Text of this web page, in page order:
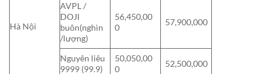
Hà Nội
AVPL /
DOJI
buôn(nghìn
/lượng)
56,450,00
0
57,900,000
Nguyên liêu
9999 (99.9)
50,050,00
0
52,500,000